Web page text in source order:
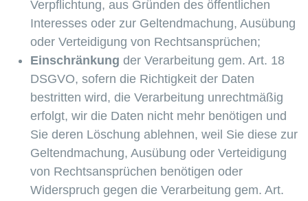
Verpflichtung, aus Gründen des öffentlichen
Interesses oder zur Geltendmachung, Ausübung
oder Verteidigung von Rechtsansprüchen;
Einschränkung der Verarbeitung gem. Art. 18
DSGVO, sofern die Richtigkeit der Daten
bestritten wird, die Verarbeitung unrechtmäßig
erfolgt, wir die Daten nicht mehr benötigen und
Sie deren Löschung ablehnen, weil Sie diese zur
Geltendmachung, Ausübung oder Verteidigung
von Rechtsansprüchen benötigen oder
Widerspruch gegen die Verarbeitung gem. Art.